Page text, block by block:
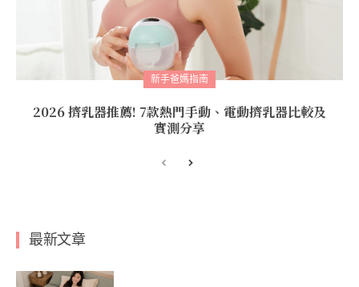
新手爸媽指南
2026 擠乳器推薦! 7款熱門手動、電動擠乳器比較及
實測分享
最新文章